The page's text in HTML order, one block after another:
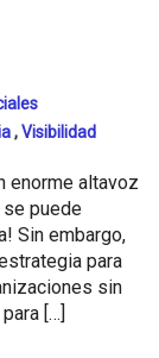
,Visibilidad
enorme altavoz
puede
Sin embargo,
para
sin
[…]